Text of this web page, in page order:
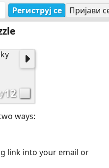
Региструј се Пријави
12
ways:
link into your email or